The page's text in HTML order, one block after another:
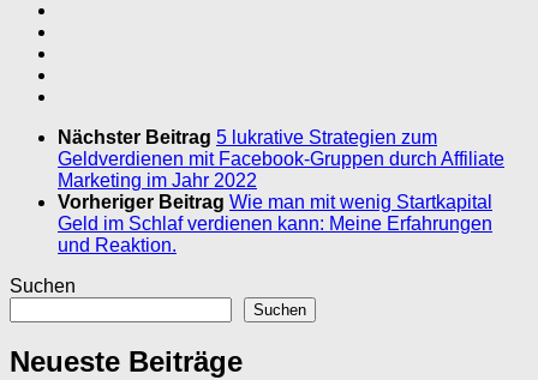
Nächster Beitrag 5 lukrative Strategien zum
Geldverdienen mit Facebook-Gruppen durch Affiliate
Marketing im Jahr 2022
Vorheriger Beitrag Wie man mit wenig Startkapital
Geld im Schlaf verdienen kann: Meine Erfahrungen
und Reaktion.
Suchen
Suchen
Neueste Beiträge